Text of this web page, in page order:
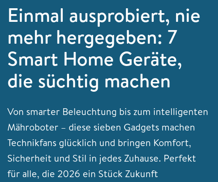
Einmal ausprobiert, nie
mehr hergegeben: 7
Smart Home Geräte,
die süchtig machen
Von smarter Beleuchtung bis zum intelligenten
Mähroboter – diese sieben Gadgets machen
Technikfans glücklich und bringen Komfort,
Sicherheit und Stil in jedes Zuhause. Perfekt
für alle, die 2026 ein Stück Zukunft